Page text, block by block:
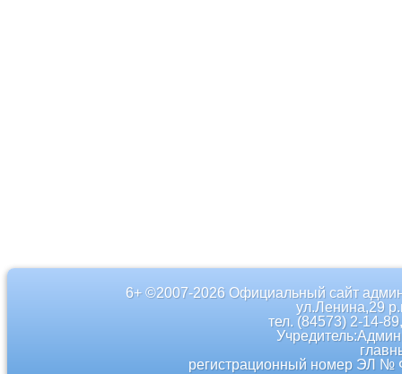
6+ ©2007-2026 Официальный сайт
ул.Ленина,29
тел. (84573) 2-14-
регистрационный номер ЭЛ №